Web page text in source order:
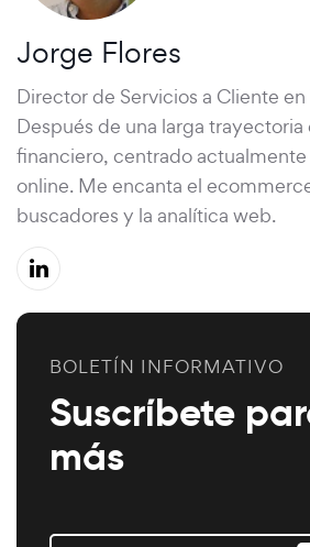
Jorge Flores
Director de Servicios a Cliente
Después de una larga trayectoria
financiero, centrado
online. Me encanta el
buscadores y la analítica web.
BOLETÍN INFORMATIVO
Suscríbete
más